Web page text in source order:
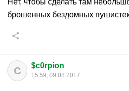
Нет, чтобы сделать там
брошенных бездомных
C $c0rpion
15:59, 09.08.2017